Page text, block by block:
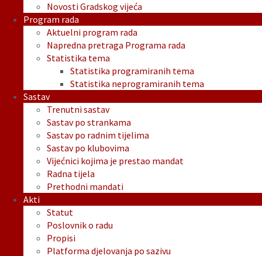
Novosti Gradskog vijeća
Program rada
Aktuelni program rada
Napredna pretraga Programa rada
Statistika tema
Statistika programiranih tema
Statistika neprogramiranih tema
Sastav
Trenutni sastav
Sastav po strankama
Sastav po radnim tijelima
Sastav po klubovima
Vijećnici kojima je prestao mandat
Radna tijela
Prethodni mandati
Akti
Statut
Poslovnik o radu
Propisi
Platforma djelovanja po sazivu